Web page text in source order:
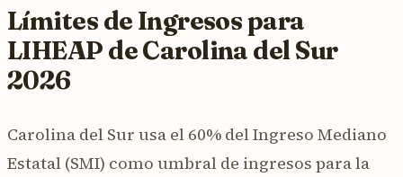
Límites de Ingresos para
LIHEAP de Carolina del Sur
2026
Carolina del Sur usa el 60% del Ingreso Mediano
Estatal (SMI) como umbral de ingresos para la